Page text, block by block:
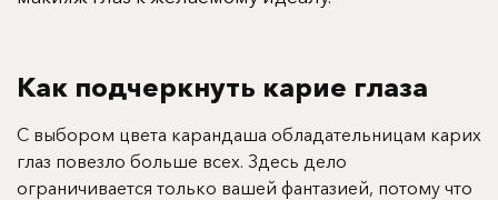
Как подчеркнуть карие глаза
С выбором цвета карандаша обладательницам карих
глаз повезло больше всех. Здесь дело
ограничивается только вашей фантазией, потому что